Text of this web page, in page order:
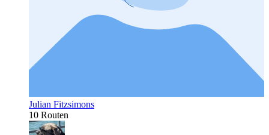
Julian Fitzsimons
10 Routen